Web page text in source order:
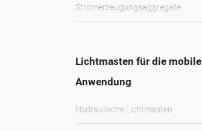
Stromerzeugungsaggregate
Lichtmasten für die mobile
Anwendung
Hydraulische Lichtmasten